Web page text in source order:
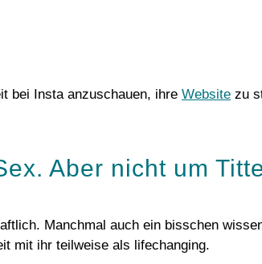
bei Insta anzuschauen, ihre Website zu
Aber nicht um
Manchmal auch ein bisschen
mit ihr teilweise als lifechanging.